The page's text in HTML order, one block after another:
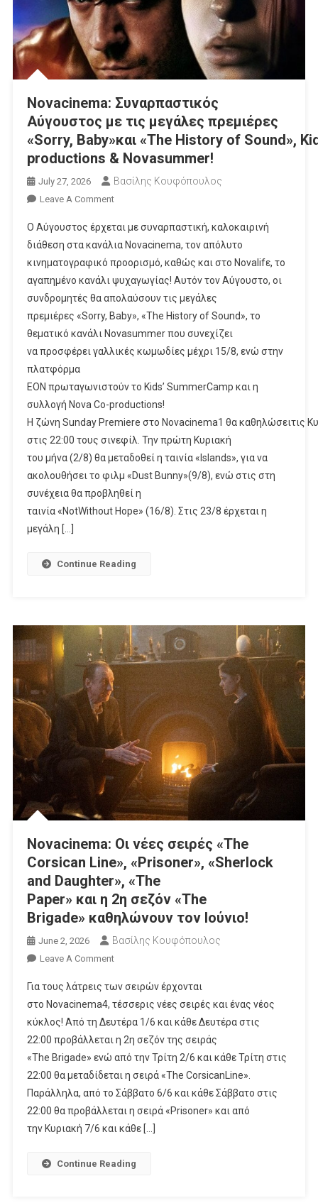
Novacinema: Συναρπαστικός
Αύγουστος με τις μεγάλες πρεμιέρες
«Sorry, Baby»και «The History of Sound»,
productions & Novasummer!
July 27, 2026 Βασίλης Κουφόπουλος
Leave A CommentOn
Συναρπαστικός
Αύγουστος
Με
Τις
Μεγάλες
Πρεμιέρες
«Sorry, Baby»και «The History Of Sound»,
Productions & Novasummer!
Ο Αύγουστος έρχεται με συναρπαστική, καλοκαιρινή
διάθεση στα κανάλια Novacinema, τον απόλυτο
κινηματογραφικό προορισμό, καθώς και στο Novalifε, το
αγαπημένο κανάλι ψυχαγωγίας! Αυτόν τον Αύγουστο, οι
συνδρομητές θα απολαύσουν τις μεγάλες
πρεμιέρες «Sorry, Baby», «The History of Sound», το
θεματικό κανάλι Novasummer που συνεχίζει
να προσφέρει γαλλικές κωμωδίες μέχρι 15/8, ενώ στην
πλατφόρμα
ΕΟΝ πρωταγωνιστούν το Kids’ SummerCamp και η
συλλογή Nova Co-productions!
Η ζώνη Sunday Premiere στο Novacinema1 θα καθηλώσειτις
στις 22:00 τους σινεφίλ. Την πρώτη Κυριακή
του μήνα (2/8) θα μεταδοθεί η ταινία «Islands», για να
ακολουθήσει το φιλμ «Dust Bunny»(9/8), ενώ στις στη
συνέχεια θα προβληθεί η
ταινία «NotWithout Hope» (16/8). Στις 23/8 έρχεται η
μεγάλη […]
Continue Reading
Novacinema: Οι νέες σειρές «The
Corsican Line», «Prisoner», «Sherlock
and Daughter», «The
Paper» και η 2η σεζόν «The
Brigade» καθηλώνουν τον Ιούνιο!
June 2, 2026 Βασίλης Κουφόπουλος
Leave A CommentOn
Corsican
Line»,
«Prisoner»,
«Sherlock
And
Daughter»,
«The
Paper» Και Η 2η Σεζόν «The
Brigade» Καθηλώνουν Τον Ιούνιο!
Για τους λάτρεις των σειρών έρχονται
στο Novacinema4, τέσσερις νέες σειρές και ένας νέος
κύκλος! Από τη Δευτέρα 1/6 και κάθε Δευτέρα στις
22:00 προβάλλεται η 2η σεζόν της σειράς
«The Brigade» ενώ από την Τρίτη 2/6 και κάθε Τρίτη στις
22:00 θα μεταδίδεται η σειρά «The CorsicanLine».
Παράλληλα, από το Σάββατο 6/6 και κάθε Σάββατο στις
22:00 θα προβάλλεται η σειρά «Prisoner» και από
την Κυριακή 7/6 και κάθε […]
Continue Reading